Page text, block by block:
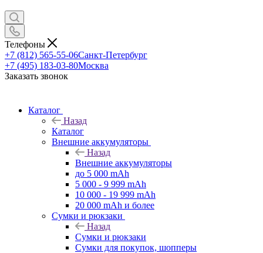
Телефоны
+7 (812) 565-55-06Санкт-Петербург
+7 (495) 183-03-80Москва
Заказать звонок
Каталог
Назад
Каталог
Внешние аккумуляторы
Назад
Внешние аккумуляторы
до 5 000 mAh
5 000 - 9 999 mAh
10 000 - 19 999 mAh
20 000 mAh и более
Сумки и рюкзаки
Назад
Сумки и рюкзаки
Сумки для покупок, шопперы